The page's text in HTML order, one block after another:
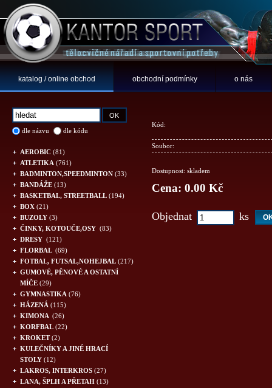
katalog / online obchod obchodní podmínky o nás
dle názvu dle kódu
AEROBIC (81)
ATLETIKA (761)
BADMINTON,SPEEDMINTON (33)
BANDÁŽE (13)
BASKETBAL, STREETBALL (194)
BOX (21)
BUZOLY (3)
ČINKY, KOTOUČE,OSY (83)
DRESY (121)
FLORBAL (69)
FOTBAL, FUTSAL,NOHEJBAL (217)
GUMOVÉ, PĚNOVÉ A OSTATNÍ
MÍČE (29)
GYMNASTIKA (76)
HÁZENÁ (115)
KIMONA (26)
KORFBAL (22)
KROKET(2)
KULEČNÍKY A JINÉ HRACÍ
STOLY (12)
LAKROS, INTERKROS (27)
LANA, ŠPLH A PŘETAH (13)
Kód:
Soubor:
Dostupnost: skladem
Cena: 0.00 Kč
Objednat ks